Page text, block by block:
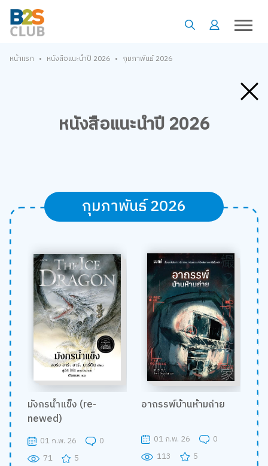
หน้าแรก • หนังสือแนะนำปี 2026 • กุมภาพันธ์ 2026
หนังสือแนะนำปี 2026
กุมภาพันธ์ 2026
มังกรน้ำแข็ง (re-
newed)
01 ก.พ. 26
0
71
5
อาถรรพ์บ้านห้ามถ่าย
01 ก.พ. 26
0
113
5